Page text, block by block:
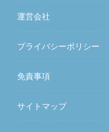
運営会社
プライバシーポリシー
免責事項
サイトマップ